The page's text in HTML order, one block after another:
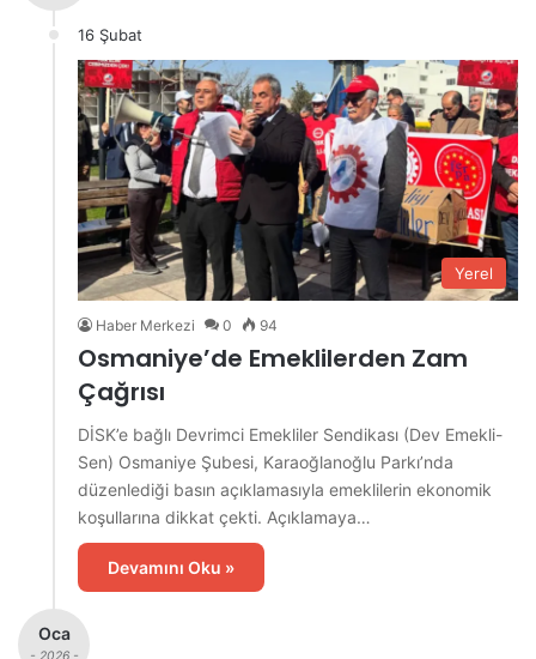
16 Şubat
Yerel
Haber Merkezi 0 94
Osmaniye’de Emeklilerden Zam
Çağrısı
DİSK’e bağlı Devrimci Emekliler Sendikası (Dev Emekli-
Sen) Osmaniye Şubesi, Karaoğlanoğlu Parkı’nda
düzenlediği basın açıklamasıyla emeklilerin ekonomik
koşullarına dikkat çekti. Açıklamaya…
Devamını Oku »
Oca